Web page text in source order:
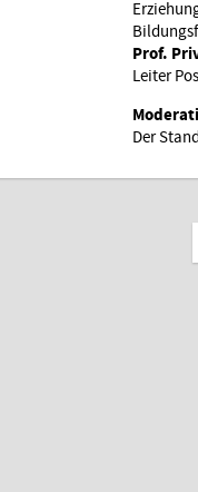
Prof.
Leiter
Der